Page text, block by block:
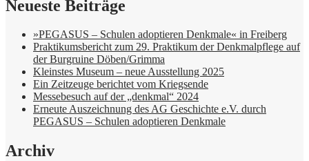
Neueste Beiträge
»PEGASUS – Schulen adoptieren Denkmale« in Freiberg
Praktikumsbericht zum 29. Praktikum der Denkmalpflege auf
der Burgruine Döben/Grimma
Kleinstes Museum – neue Ausstellung 2025
Ein Zeitzeuge berichtet vom Kriegsende
Messebesuch auf der „denkmal“ 2024
Erneute Auszeichnung des AG Geschichte e.V. durch
PEGASUS – Schulen adoptieren Denkmale
Archiv